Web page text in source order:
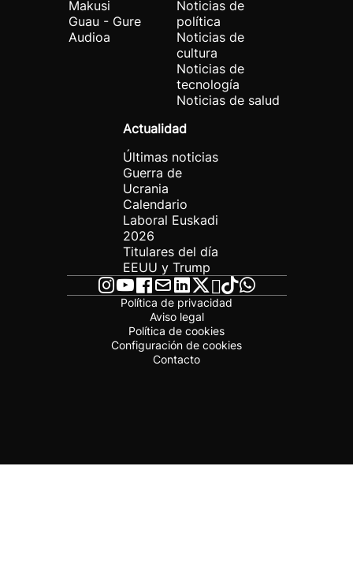
Makusi
Guau - Gure
Audioa
Noticias de
política
Noticias de
cultura
Noticias de
tecnología
Noticias de salud
Actualidad
Últimas noticias
Guerra de
Ucrania
Calendario
Laboral Euskadi
2026
Titulares del día
EEUU y Trump
Política de privacidad
Aviso legal
Política de cookies
Configuración de cookies
Contacto